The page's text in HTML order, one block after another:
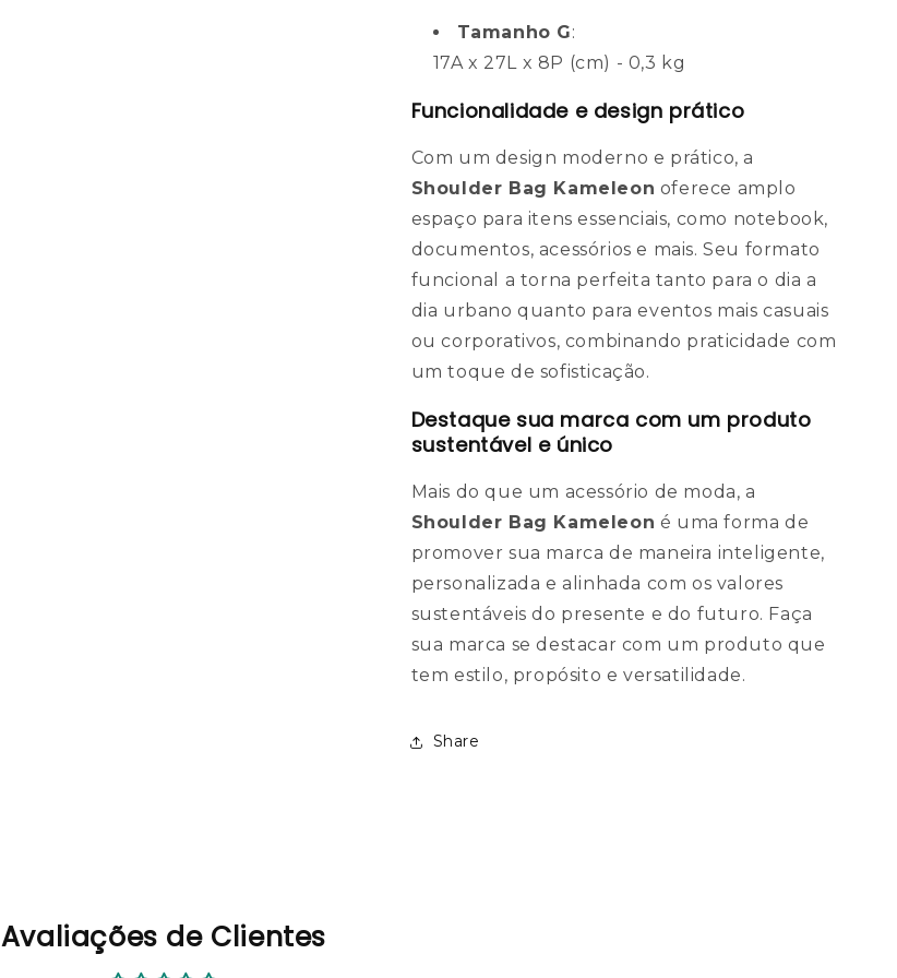
Tamanho G:
17A x 27L x 8P (cm) - 0,3 kg
Funcionalidade e design prático
Com um design moderno e prático, a
Shoulder Bag Kameleon oferece amplo
espaço para itens essenciais, como notebook,
documentos, acessórios e mais. Seu formato
funcional a torna perfeita tanto para o dia a
dia urbano quanto para eventos mais casuais
ou corporativos, combinando praticidade com
um toque de sofisticação.
Destaque sua marca com um produto
sustentável e único
Mais do que um acessório de moda, a
Shoulder Bag Kameleon é uma forma de
promover sua marca de maneira inteligente,
personalizada e alinhada com os valores
sustentáveis do presente e do futuro. Faça
sua marca se destacar com um produto que
tem estilo, propósito e versatilidade.
Share
Avaliações de Clientes